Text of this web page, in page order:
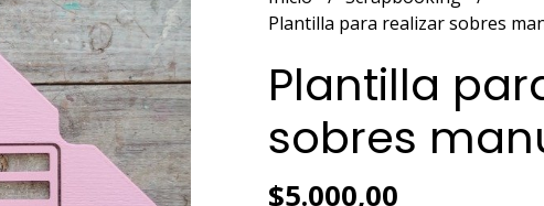
Plantilla para realizar sobres
Plantilla
sobres
$5.000,00